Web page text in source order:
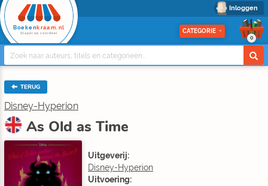
Inloggen
Boeken kraam.nl
Stapel op voordeel CATEGORIE
0
TERUG
Disney-Hyperion
As Old as Time
Uitgeverij:
Disney-Hyperion
Uitvoering: